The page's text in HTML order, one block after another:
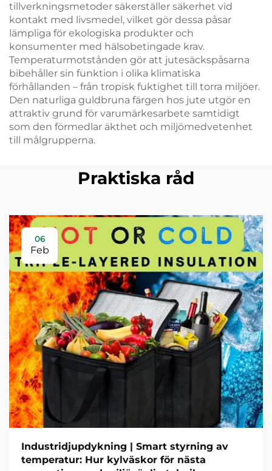
tillverkningsmetoder säkerställer säkerhet vid
kontakt med livsmedel, vilket gör dessa påsar
lämpliga för ekologiska produkter och
konsumenter med hälsobetingade krav.
Temperaturmotstånden gör att jutesäckspåsarna
bibehåller sin funktion i olika klimatiska
förhållanden – från tropisk fuktighet till torra miljöer.
Den naturliga guldbruna färgen hos jute utgör en
attraktiv grund för varumärkesarbete samtidigt
som den förmedlar äkthet och miljömedvetenhet
till målgrupperna.
Praktiska råd
06
Feb
Industridjupdykning | Smart styrning av
temperatur: Hur kylväskor för nästa